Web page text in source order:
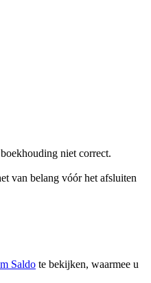
niet correct.
van belang vóór het afsluiten
Saldo te bekijken, waarmee u